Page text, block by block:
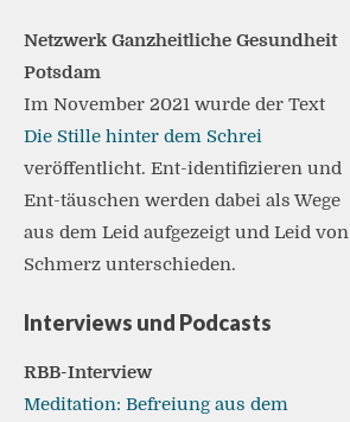
Netzwerk Ganzheitliche Gesundheit
Potsdam
Im November 2021 wurde der Text
Die Stille hinter dem Schrei
veröffentlicht. Ent-identifizieren und
Ent-täuschen werden dabei als Wege
aus dem Leid aufgezeigt und Leid von
Schmerz unterschieden.
Interviews und Podcasts
RBB-Interview
Meditation: Befreiung aus dem